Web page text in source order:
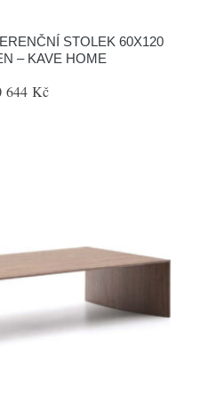
STOLEK 60X120
– KAVE HOME
644 Kč